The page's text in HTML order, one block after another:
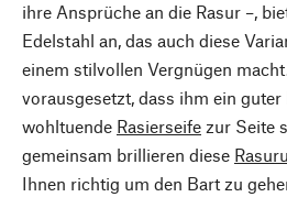
ihre Ansprüche an die Rasur –,
Edelstahl an, das auch diese
einem stilvollen Vergnügen
vorausgesetzt, dass ihm ein
wohltuende Rasierseife zur Seite
gemeinsam brillieren diese
Ihnen richtig um den Bart zu